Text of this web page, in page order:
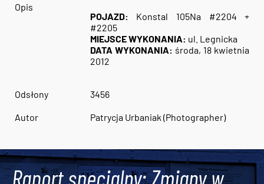
Opis
POJAZD: Konstal 105Na #2204 +
#2205
MIEJSCE WYKONANIA: ul. Legnicka
DATA WYKONANIA: środa, 18 kwietnia
2012
Odsłony 3456
Autor Patrycja Urbaniak (Photographer)
Raport specjalny: Zmiany w